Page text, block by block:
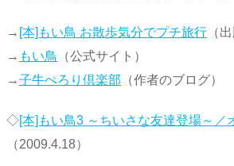
→ [本]もい鳥 お散歩気分でプチ旅行 （
→ もい鳥 （公式サイト）
→子牛ぺろり倶楽部 （作者のブログ）
◇[本]もい鳥3 ～ちいさな友達登場～／
（2009.4.18）